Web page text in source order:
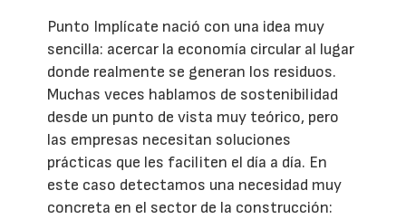
Punto Implícate nació con una idea muy
sencilla: acercar la economía circular al lugar
donde realmente se generan los residuos.
Muchas veces hablamos de sostenibilidad
desde un punto de vista muy teórico, pero
las empresas necesitan soluciones
prácticas que les faciliten el día a día. En
este caso detectamos una necesidad muy
concreta en el sector de la construcción: